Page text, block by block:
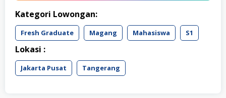
Kategori Lowongan:
Fresh Graduate Magang Mahasiswa S1
Lokasi :
Jakarta Pusat Tangerang